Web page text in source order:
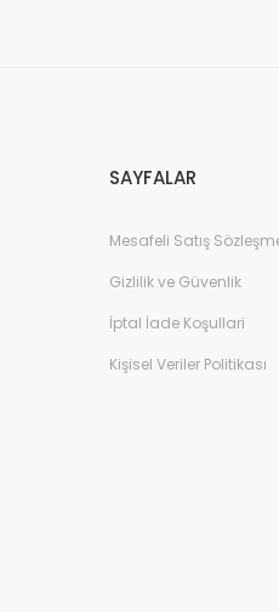
SAYFALAR
Mesafeli Satış
Gizlilik ve Güvenlik
İptal İade Koşullari
Kişisel Veriler Politikası